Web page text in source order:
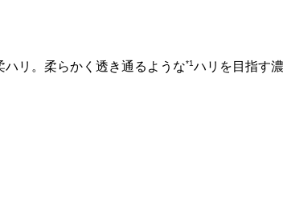
ハリ。柔らかく透き通るような*1ハリを目指す